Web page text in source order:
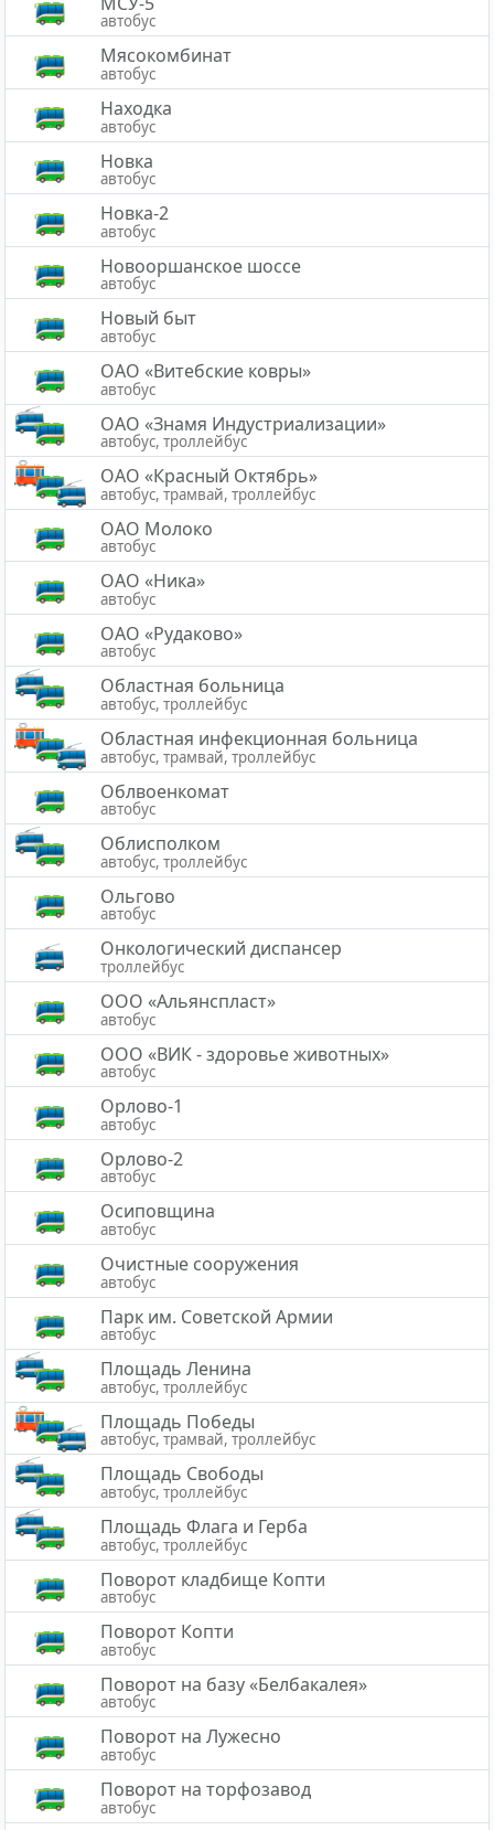
автобус
Мясокомбинат
автобус
Находка
автобус
Новка
автобус
Новка-2
автобус
Новооршанское шоссе
автобус
Новый быт
автобус
ОАО «Витебские ковры»
автобус
ОАО «Знамя Индустриализации»
автобус, троллейбус
ОАО «Красный Октябрь»
автобус, трамвай, троллейбус
ОАО Молоко
автобус
ОАО «Ника»
автобус
ОАО «Рудаково»
автобус
Областная больница
автобус, троллейбус
Областная инфекционная больница
автобус, трамвай, троллейбус
Облвоенкомат
автобус
Облисполком
автобус, троллейбус
Ольгово
автобус
Онкологический диспансер
троллейбус
ООО «Альянспласт»
автобус
ООО «ВИК - здоровье животных»
автобус
Орлово-1
автобус
Орлово-2
автобус
Осиповщина
автобус
Очистные сооружения
автобус
Парк им. Советской Армии
автобус
Площадь Ленина
автобус, троллейбус
Площадь Победы
автобус, трамвай, троллейбус
Площадь Свободы
автобус, троллейбус
Площадь Флага и Герба
автобус, троллейбус
Поворот кладбище Копти
автобус
Поворот Копти
автобус
Поворот на базу «Белбакалея»
автобус
Поворот на Лужесно
автобус
Поворот на торфозавод
автобус